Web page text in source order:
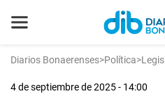
Diarios Bonaerenses>Política>
4 de septiembre de 2025 - 14:00